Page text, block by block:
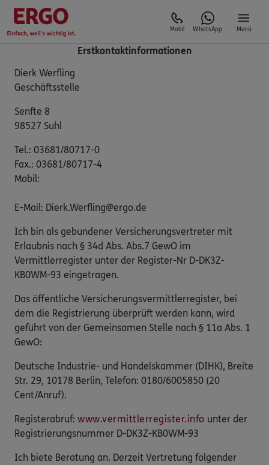
Mobil WhatsApp Menü
Erstkontaktinformationen
Dierk Werfling
Geschäftsstelle
Senfte 8
98527 Suhl
Tel.: 03681/80717-0
Fax.: 03681/80717-4
Mobil:
E-Mail: Dierk.Werfling@ergo.de
Ich bin als gebundener Versicherungsvertreter mit
Erlaubnis nach § 34d Abs. Abs.7 GewO im
Vermittlerregister unter der Register-Nr D-DK3Z-
KB0WM-93 eingetragen.
Das öffentliche Versicherungsvermittlerregister, bei
dem die Registrierung überprüft werden kann, wird
geführt von der Gemeinsamen Stelle nach § 11a Abs. 1
GewO:
Deutsche Industrie- und Handelskammer (DIHK), Breite
Str. 29, 10178 Berlin, Telefon: 0180/6005850 (20
Cent/Anruf).
Registerabruf: www.vermittlerregister.info unter der
Registrierungsnummer D-DK3Z-KB0WM-93
Ich biete Beratung an. Derzeit Vertretung folgender